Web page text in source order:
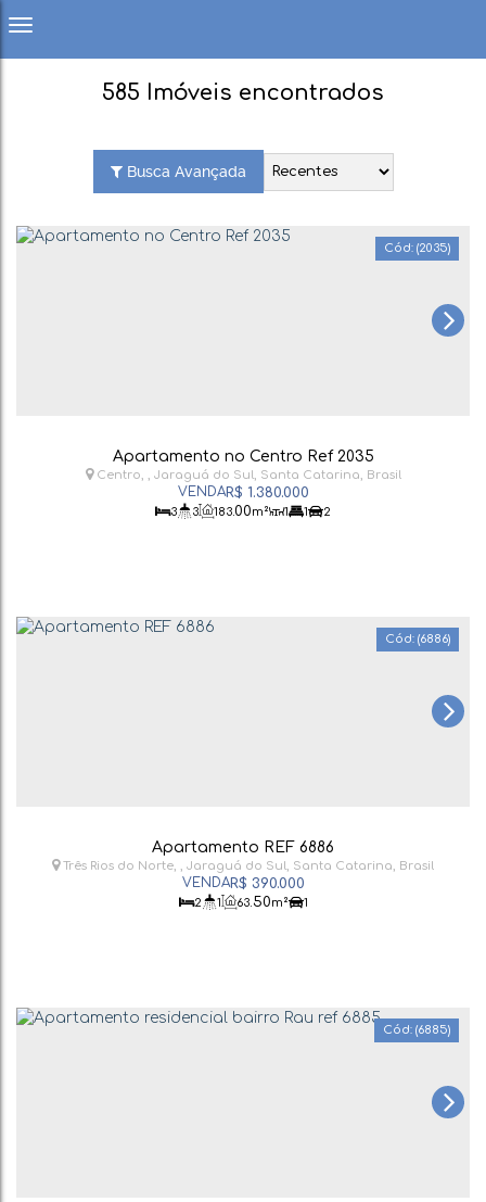
585 Imóveis encontrados
Busca Avançada
(2035)
Apartamento no Centro Ref 2035
R$ 1.380.000
Centro , Jaraguá do Sul, Santa Catarina, Brasil
3 3 183.00m² 1 1 2
(6886)
Apartamento REF 6886
R$ 390.000
Três Rios do Norte , Jaraguá do Sul, Santa Catarina, Brasil
2 1 63.50m² 1
(6885)